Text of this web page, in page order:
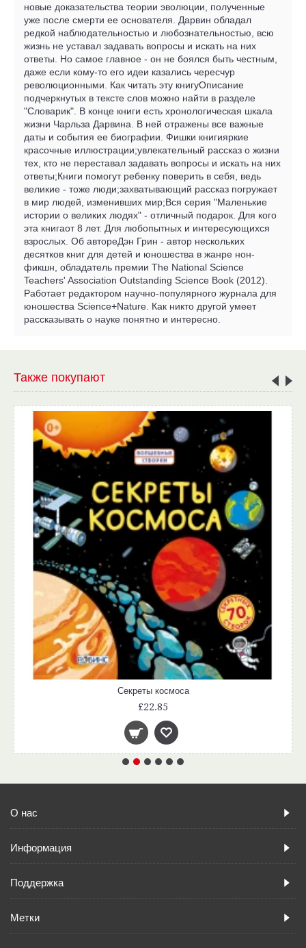
новые доказательства теории эволюции, полученные
уже после смерти ее основателя. Дарвин обладал
редкой наблюдательностью и любознательностью, всю
жизнь не уставал задавать вопросы и искать на них
ответы. Но самое главное - он не боялся быть честным,
даже если кому-то его идеи казались чересчур
революционными. Как читать эту книгуОписание
подчеркнутых в тексте слов можно найти в разделе
"Словарик". В конце книги есть хронологическая шкала
жизни Чарльза Дарвина. В ней отражены все важные
даты и события ее биографии. Фишки книгияркие
красочные иллюстрации;увлекательный рассказ о жизни
тех, кто не переставал задавать вопросы и искать на них
ответы;Книги помогут ребенку поверить в себя, ведь
великие - тоже люди;захватывающий рассказ погружает
в мир людей, изменивших мир;Вся серия "Маленькие
истории о великих людях" - отличный подарок. Для кого
эта книгаот 8 лет. Для любопытных и интересующихся
взрослых. Об автореДэн Грин - автор нескольких
десятков книг для детей и юношества в жанре нон-
фикшн, обладатель премии The National Science
Teachers' Association Outstanding Science Book (2012).
Работает редактором научно-популярного журнала для
юношества Science+Nature. Как никто другой умеет
рассказывать о науке понятно и интересно.
Также покупают
Секреты космоса
£22.85
О нас
Информация
Поддержка
Метки